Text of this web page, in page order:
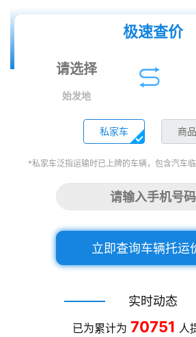
极速查价
始发地
私家车 商
*私家车泛指运输时已上牌的车辆，包含汽车
立即查询车辆托运
实时动态
已为累计为 70751 人